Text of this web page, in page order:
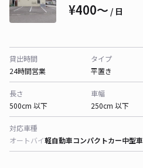
¥400〜 / 日
貸出時間
24時間営業
タイプ
平置き
長さ
500cm 以下
車幅
250cm 以下
対応車種
オートバイ軽自動車コンパクトカー中型車